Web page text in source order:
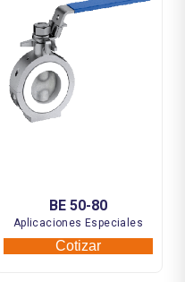
Aplicaciones Especiales
BE 50-80
Cotizar